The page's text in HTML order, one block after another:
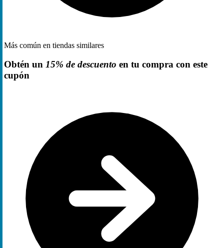
Más común en tiendas similares
Obtén un 15% de descuento en tu compra con este
cupón